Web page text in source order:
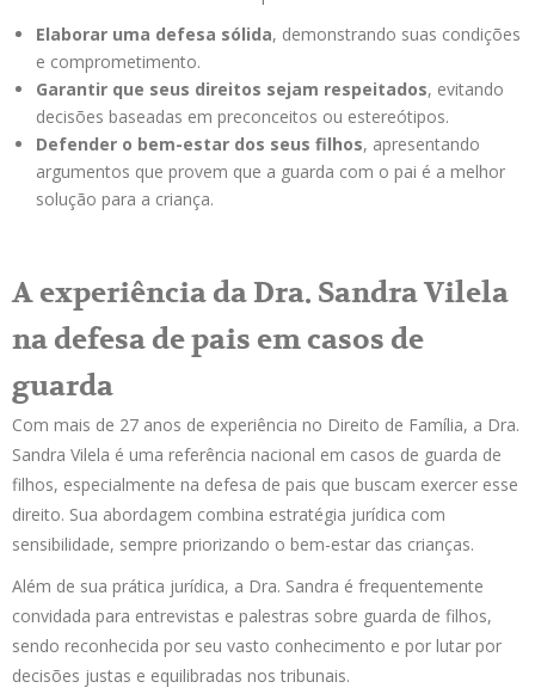
Elaborar uma defesa sólida, demonstrando suas condições
e comprometimento.
Garantir que seus direitos sejam respeitados, evitando
decisões baseadas em preconceitos ou estereótipos.
Defender o bem-estar dos seus filhos, apresentando
argumentos que provem que a guarda com o pai é a melhor
solução para a criança.
A experiência da Dra. Sandra Vilela
na defesa de pais em casos de
guarda
Com mais de 27 anos de experiência no Direito de Família, a Dra.
Sandra Vilela é uma referência nacional em casos de guarda de
filhos, especialmente na defesa de pais que buscam exercer esse
direito. Sua abordagem combina estratégia jurídica com
sensibilidade, sempre priorizando o bem-estar das crianças.
Além de sua prática jurídica, a Dra. Sandra é frequentemente
convidada para entrevistas e palestras sobre guarda de filhos,
sendo reconhecida por seu vasto conhecimento e por lutar por
decisões justas e equilibradas nos tribunais.